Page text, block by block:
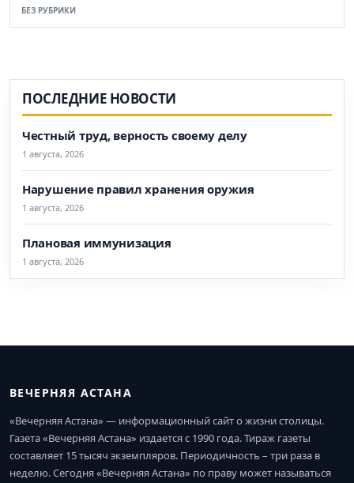
БЕЗ РУБРИКИ
ПОСЛЕДНИЕ НОВОСТИ
Честный труд, верность своему делу
1 августа, 2026
Нарушение правил хранения оружия
1 августа, 2026
Плановая иммунизация
1 августа, 2026
ВЕЧЕРНЯЯ АСТАНА
«Вечерняя Астана» — информационный сайт о жизни столицы.
Газета «Вечерняя Астана» издается с 1990 года. Тираж газеты
составляет 15 тысяч экземпляров. Периодичность – три раза в
неделю. Сегодня «Вечерняя Астана» по праву может называться